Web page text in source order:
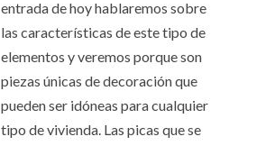
entrada de hoy hablaremos sobre
las características de este tipo de
elementos y veremos porque son
piezas únicas de decoración que
pueden ser idóneas para cualquier
tipo de vivienda. Las picas que se